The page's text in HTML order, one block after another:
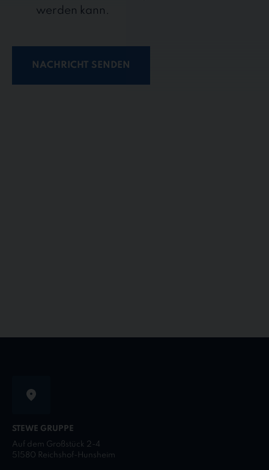
werden kann.
NACHRICHT SENDEN
STEWE GRUPPE
Auf dem Großstück 2-4
51580 Reichshof-Hunsheim